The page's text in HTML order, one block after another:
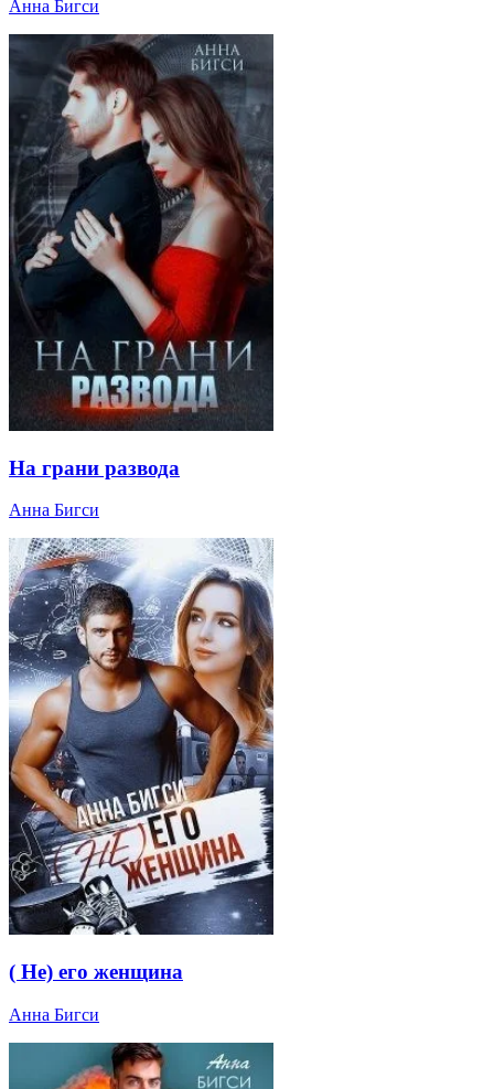
Анна Бигси
На грани развода
Анна Бигси
( Не) его женщина
Анна Бигси